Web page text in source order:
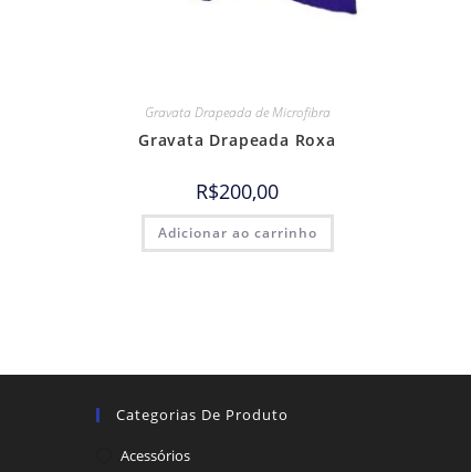
Gravata Drapeada de Microfibra
Gravata Drapeada Roxa
R$200,00
Adicionar ao carrinho
Categorias De Produto
Acessórios